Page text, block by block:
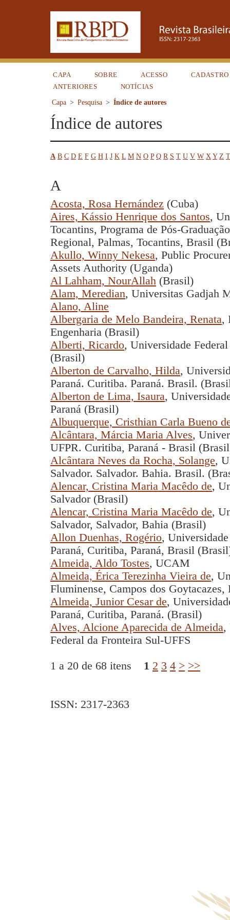
CAPA SOBRE ACESSO
CADASTRO
ANTERIORES
NOTÍCIAS
Capa > Pesquisa > Índice de autores
Índice de autores
A B C D E F G H I J K L M N O P Q R S T U V W X Y Z
A
Acosta, Rosa Hernández (Cuba)
Aires, Kássio Henrique dos Santos,
Tocantins, Programa de Pós-
Regional, Palmas, Tocantins, Brasil
Akullo, Winny Nekesa, Public
Assets Authority (Uganda)
Al Lahham, NourAllah (Brasil)
Alam, Meredian, Universitas Gadjah
Alano, Aline
Albergaria de Melo Bandeira, Renata,
Engenharia (Brasil)
Alberti, Ricardo, Universidade
(Brasil)
Alberton de Carvalho, Hilda,
Paraná. Curitiba. Paraná. Brasil.
Alberton de Lima, Isaura,
Paraná (Brasil)
Albuquerque, Cristhian Carla Bueno
Alcântara, Márcia Maria Alves,
UFPR. Curitiba, Paraná - Brasil
Alcântara Neves da Rocha, Solange,
Salvador. Salvador. Bahia. Brasil.
Alencar, Cristina Maria Macêdo de,
Salvador (Brasil)
Alencar, Cristina Maria Macêdo de,
Salvador, Salvador, Bahia (Brasil)
Allon Duenhas, Rogério,
Paraná, Curitiba, Paraná, Brasil
Almeida, Aldo Tostes, UCAM
Almeida, Érica Terezinha Vieira de,
Fluminense, Campos dos
Almeida, Junior Cesar de,
Paraná, Curitiba, Paraná. (Brasil)
Alves, Alcione Aparecida de Almeida,
Federal da Fronteira Sul-UFFS
1 a 20 de 68 itens 1 2 3 4 > >>
ISSN: 2317-2363